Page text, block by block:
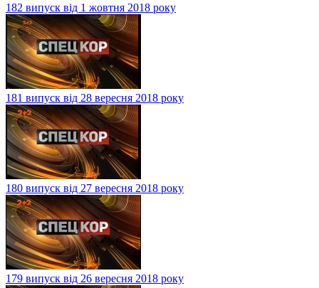
182 випуск від 1 жовтня 2018 року
181 випуск від 28 вересня 2018 року
180 випуск від 27 вересня 2018 року
179 випуск від 26 вересня 2018 року